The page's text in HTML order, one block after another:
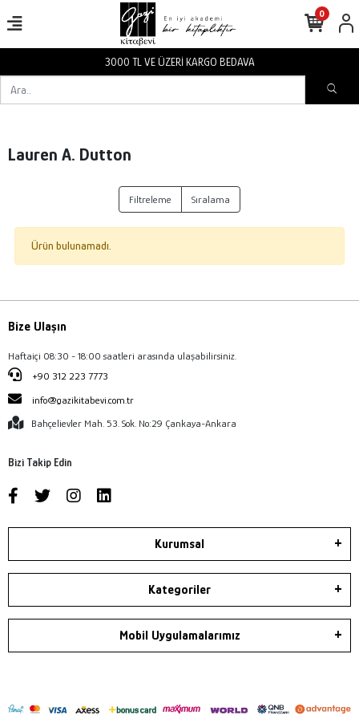
3000 TL VE ÜZERİ KARGO BEDAVA
0
Lauren A. Dutton
Filtreleme Sıralama
Ürün bulunamadı.
Bize Ulaşın
Haftaiçi 08:30 - 18:00 saatleri arasında ulaşabilirsiniz.
+90 312 223 7773
info@gazikitabevi.com.tr
Bahçelievler Mah. 53. Sok. No:29 Çankaya-Ankara
Bizi Takip Edin
Kurumsal
Kategoriler
Mobil Uygulamalarımız